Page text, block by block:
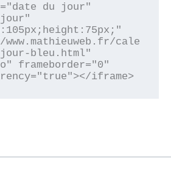
du jour"
cale
bleu.html"
frameborder="0"
iframe>